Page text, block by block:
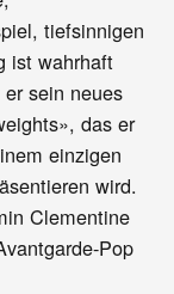
tiefsinnigen
ist wahrhaft
sein neues
das er
einzigen
wird.
Clementine
Pop